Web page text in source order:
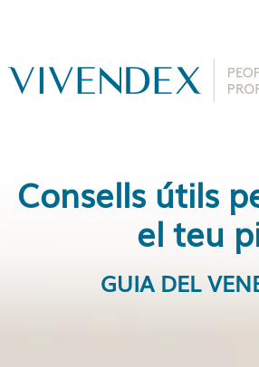
Consells útils
el teu
GUIA DEL